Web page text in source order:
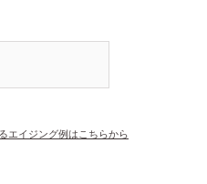
エイジング例はこちらから